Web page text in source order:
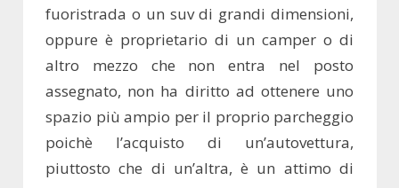
fuoristrada o un suv di grandi dimensioni,
oppure è proprietario di un camper o di
altro mezzo che non entra nel posto
assegnato, non ha diritto ad ottenere uno
spazio più ampio per il proprio parcheggio
poichè l’acquisto di un’autovettura,
piuttosto che di un’altra, è un attimo di